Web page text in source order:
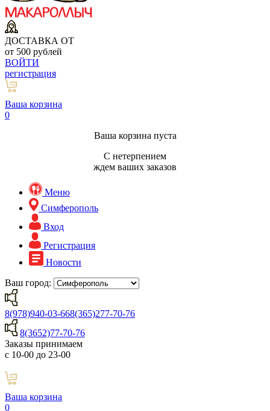
ДОСТАВКА ОТ
от 500 рублей
ВОЙТИ
регистрация
Ваша корзина
0
Ваша корзина пуста
С нетерпением
ждем ваших заказов
Меню
Симферополь
Вход
Регистрация
Новости
Ваш город:
8(978)940-03-668(365)277-70-76
8(3652)77-70-76
Заказы принимаем
с 10-00 до 23-00
Ваша корзина
0